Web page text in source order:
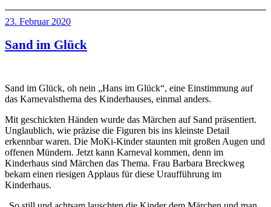
Veröffentlicht
23. Februar 2020
Sand im Glück
Sand im Glück, oh nein „Hans im Glück“, eine Einstimmung auf
das Karnevalsthema des Kinderhauses, einmal anders.
Mit geschickten Händen wurde das Märchen auf Sand präsentiert.
Unglaublich, wie präzise die Figuren bis ins kleinste Detail
erkennbar waren. Die MoKi-Kinder staunten mit großen Augen und
offenen Mündern. Jetzt kann Karneval kommen, denn im
Kinderhaus sind Märchen das Thema. Frau Barbara Breckweg
bekam einen riesigen Applaus für diese Uraufführung im
Kinderhaus.